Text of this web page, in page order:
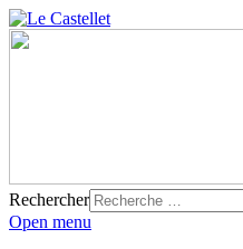
Rechercher
Open menu